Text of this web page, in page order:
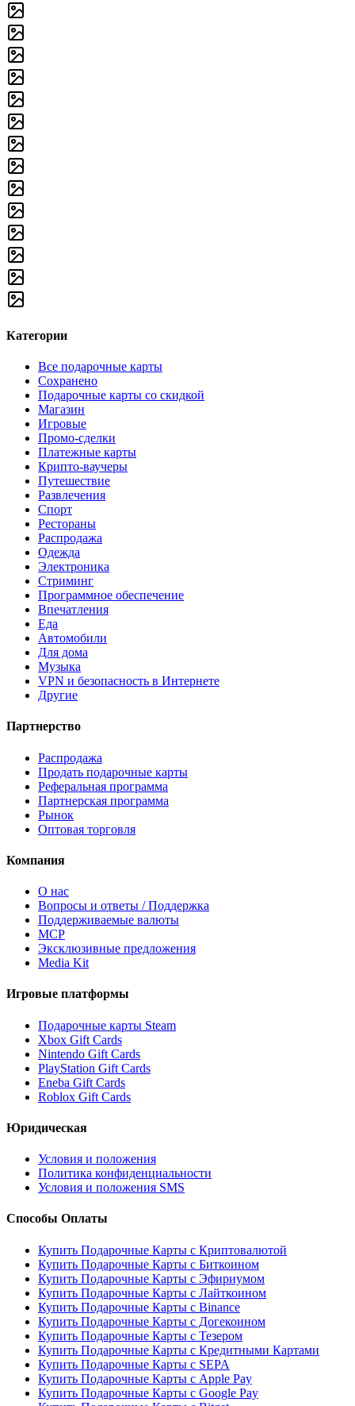
Категории
Все подарочные карты
Сохранено
Подарочные карты со скидкой
Магазин
Игровые
Промо-сделки
Платежные карты
Крипто-ваучеры
Путешествие
Развлечения
Спорт
Рестораны
Распродажа
Одежда
Электроника
Стриминг
Программное обеспечение
Впечатления
Еда
Автомобили
Для дома
Музыка
VPN и безопасность в Интернете
Другие
Партнерство
Распродажа
Продать подарочные карты
Реферальная программа
Партнерская программа
Рынок
Оптовая торговля
Компания
О нас
Вопросы и ответы / Поддержка
Поддерживаемые валюты
MCP
Эксклюзивные предложения
Media Kit
Игровые платформы
Подарочные карты Steam
Xbox Gift Cards
Nintendo Gift Cards
PlayStation Gift Cards
Eneba Gift Cards
Roblox Gift Cards
Юридическая
Условия и положения
Политика конфиденциальности
Условия и положения SMS
Способы Оплаты
Купить Подарочные Карты с Криптовалютой
Купить Подарочные Карты с Биткоином
Купить Подарочные Карты с Эфириумом
Купить Подарочные Карты с Лайткоином
Купить Подарочные Карты с Binance
Купить Подарочные Карты с Догекоином
Купить Подарочные Карты с Тезером
Купить Подарочные Карты с Кредитными Картами
Купить Подарочные Карты с SEPA
Купить Подарочные Карты с Apple Pay
Купить Подарочные Карты с Google Pay